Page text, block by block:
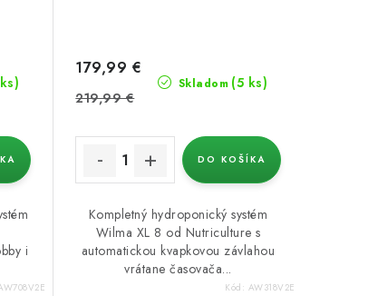
i
Skladom (5 ks)
179,99 €
219,99 €
DO KOŠÍKA
Kompletný hydroponický systém
Wilma XL 8 od Nutriculture s
automatickou kvapkovou závlahou
vrátane časovača...
Kód: AW318V2E